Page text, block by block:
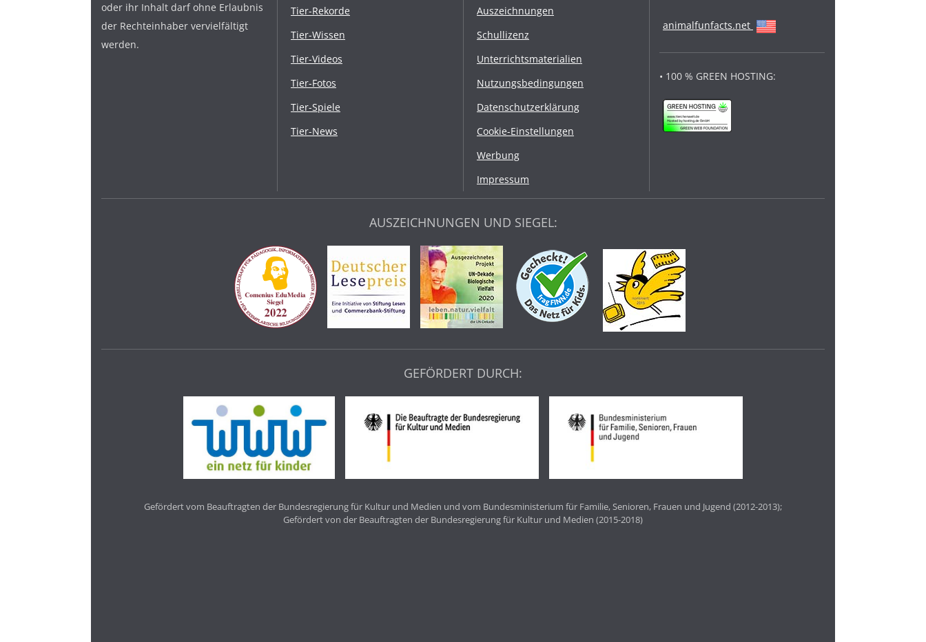
oder ihr Inhalt darf ohne Erlaubnis
der Rechteinhaber vervielfältigt
werden.
Tier-Rekorde
Tier-Wissen
Tier-Videos
Tier-Fotos
Tier-Spiele
Tier-News
Auszeichnungen
Schullizenz
Unterrichtsmaterialien
Nutzungsbedingungen
Datenschutzerklärung
Cookie-Einstellungen
Werbung
Impressum
animalfunfacts.net
• 100 % GREEN HOSTING:
AUSZEICHNUNGEN UND SIEGEL:
GEFÖRDERT DURCH:
Gefördert vom Beauftragten der Bundesregierung für Kultur und Medien und vom Bundesministerium für Familie, Senioren, Frauen und Jugend (2012-2013);
Gefördert von der Beauftragten der Bundesregierung für Kultur und Medien (2015-2018)